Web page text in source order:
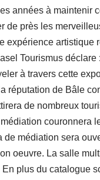
années à maintenir
de près les
expérience
Tourismus
à travers cette
réputation de Bâle
de nombreux
couronnera
médiation sera
oeuvre. La salle
plus du catalogue